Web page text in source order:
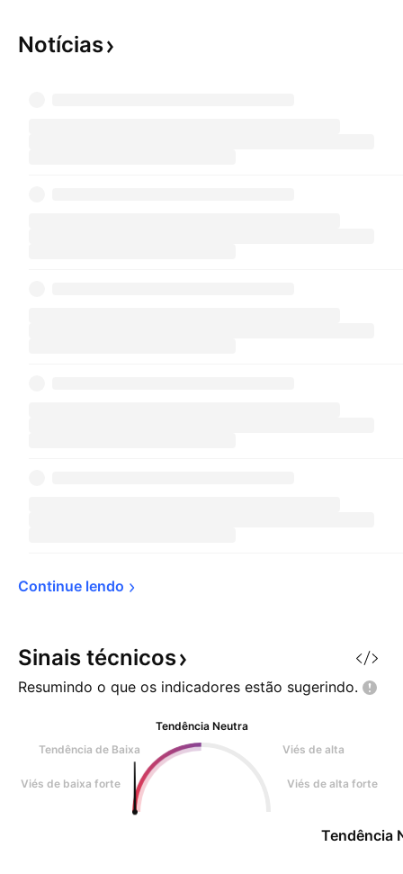
Notícias
Continue lendo
Sinais técnicos
Resumindo o que os indicadores estão sugerindo.
Tendência Neutra
Tendência de Baixa
Viés de alta
Viés de baixa forte Viés de alta forte
Tendência